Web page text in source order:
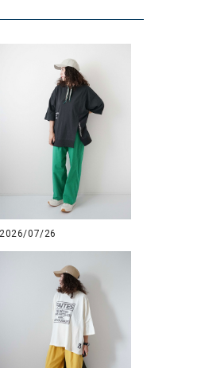
SUN VALLEY（サンバレー）
SCOTCH&SODA（スコッ
ダ）
） SUGAR ROSE（シュガーロ
ィー）
ートゥーハリウ
ド）
UNIVERSAL OVERALL（
オーバーオール）
USU GALLERY（ユーエス
ー）
2026/07/26